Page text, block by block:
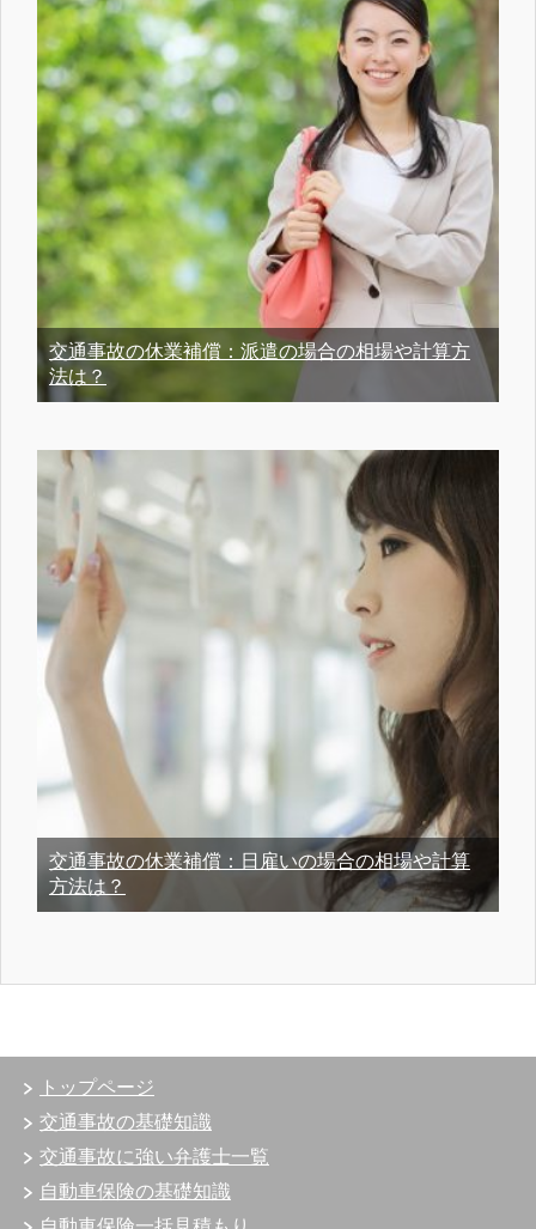
交通事故の休業補償：派遣の場合の相場や計算方
法は？
交通事故の休業補償：日雇いの場合の相場や計算
方法は？
トップページ
交通事故の基礎知識
交通事故に強い弁護士一覧
自動車保険の基礎知識